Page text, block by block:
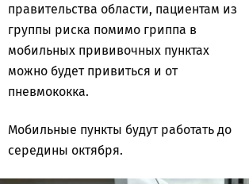
правительства области, пациентам из
группы риска помимо гриппа в
мобильных прививочных пунктах
можно будет привиться и от
пневмококка.
Мобильные пункты будут работать до
середины октября.